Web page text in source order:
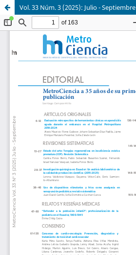
Vol. 33 Núm. 3 (2025): Julio - Septiembre